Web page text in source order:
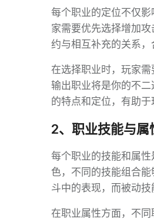
每个职业的定位不仅
家需要优先选择增加
约与相互补充的关系，
在选择职业时，玩家
输出职业将是你的不
的特点和定位，有助于
2、职业技能与属
每个职业的技能和属
色，不同的技能组合
斗中的表现，而被动
在职业属性方面，不